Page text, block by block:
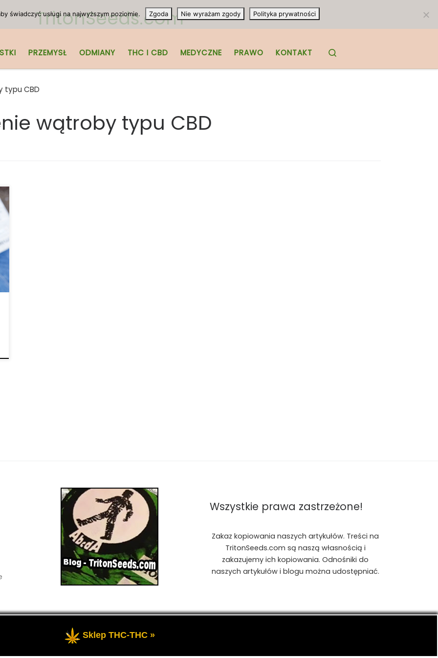
TritonSeeds.com
PRZEMYSŁ ODMIANY THC I CBD MEDYCZNE PRAWO KONTAKT
typu CBD
wątroby typu CBD
Wszystkie prawa zastrzeżone!
Zakaz kopiowania naszych artykułów. Treści na
TritonSeeds.com są naszą własnością i
zakazujemy ich kopiowania. Odnośniki do
naszych artykułów i blogu można udostępniać.
- Przedstawia portal-blog o Marihuanie, cannabis, konopiach indyjskich, CBD, RSO, THC.
świadczyć usługi na najwyższym poziomie. Zgoda Nie wyrażam zgody Polityka prywatności
Sklep THC-THC »